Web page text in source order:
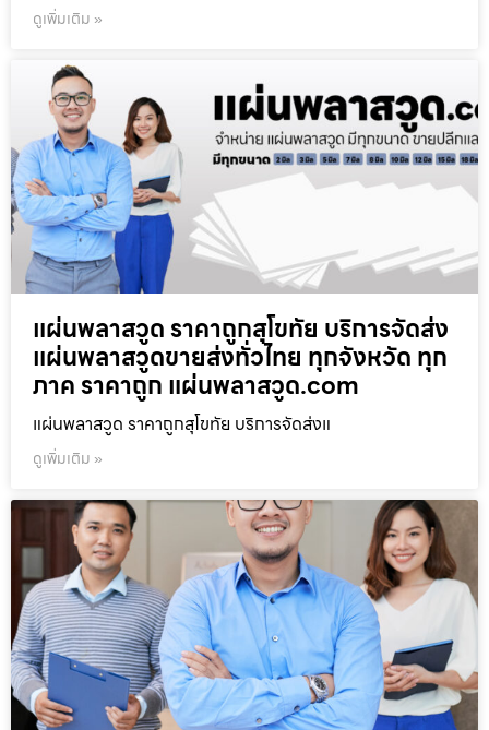
ดูเพิ่มเติม »
แผ่นพลาสวูด ราคาถูกสุโขทัย บริการจัดส่ง
แผ่นพลาสวูดขายส่งทั่วไทย ทุกจังหวัด ทุก
ภาค ราคาถูก แผ่นพลาสวูด.com
แผ่นพลาสวูด ราคาถูกสุโขทัย บริการจัดส่งแ
ดูเพิ่มเติม »